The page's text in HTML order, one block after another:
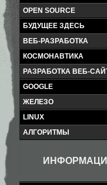
OPEN SOURCE
БУДУЩЕЕ ЗДЕСЬ
ВЕБ-РАЗРАБОТКА
КОСМОНАВТИКА
РАЗРАБОТКА ВЕБ-
GOOGLE
ЖЕЛЕЗО
LINUX
АЛГОРИТМЫ